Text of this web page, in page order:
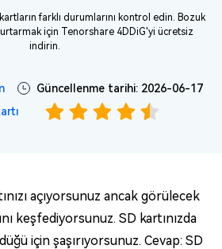
kartların farklı durumlarını kontrol edin. Bozuk
için Tenorshare 4DDiG'yi ücretsiz
indirin.
Güncellenme tarihi: 2026-06-17
açıyorsunuz ancak görülecek
keşfediyorsunuz. SD kartınızda
için şaşırıyorsunuz. Cevap: SD